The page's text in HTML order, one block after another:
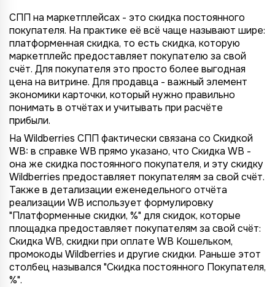
СПП на маркетплейсах - это скидка постоянного
покупателя. На практике её всё чаще называют шире:
платформенная скидка, то есть скидка, которую
маркетплейс предоставляет покупателю за свой
счёт. Для покупателя это просто более выгодная
цена на витрине. Для продавца - важный элемент
экономики карточки, который нужно правильно
понимать в отчётах и учитывать при расчёте
прибыли.
На Wildberries СПП фактически связана со Скидкой
WB: в справке WB прямо указано, что Скидка WB -
она же скидка постоянного покупателя, и эту скидку
Wildberries предоставляет покупателям за свой счёт.
Также в детализации еженедельного отчёта
реализации WB использует формулировку
"Платформенные скидки, %" для скидок, которые
площадка предоставляет покупателям за свой счёт:
Скидка WB, скидки при оплате WB Кошельком,
промокоды Wildberries и другие скидки. Раньше этот
столбец назывался "Скидка постоянного Покупателя,
%".